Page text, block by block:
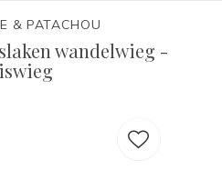
& PATACHOU
wandelwieg -